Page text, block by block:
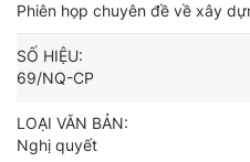
Phiên họp chuyên đề về xây
SỐ HIỆU:
69/NQ-CP
LOẠI VĂN BẢN:
Nghị quyết